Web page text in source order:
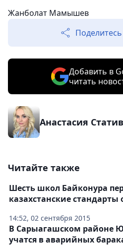
Жанболат Мамышев
Добавить в
читать
Анастасия
Читайте также
14:52, 02 сентября 2015
Шесть школ Байконура
казахстанские стандарты
В Сарыагашском районе
учатся в аварийных